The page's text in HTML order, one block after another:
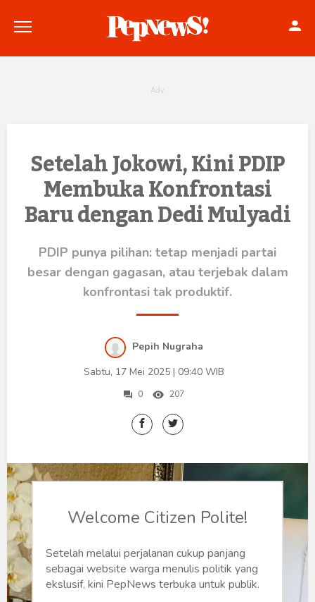
Politik
Konstitusi
Hankam
Internasional
Wanita
Setelah Jokowi, Kini PDIP
Membuka Konfrontasi
Baru dengan Dedi Mulyadi
PDIP punya pilihan: tetap menjadi partai
besar dengan gagasan, atau terjebak dalam
konfrontasi tak produktif.
Pepih Nugraha
Sabtu, 17 Mei 2025 | 09:40 WIB
0 207
Welcome Citizen Polite!
Setelah melalui perjalanan cukup panjang
sebagai website warga menulis politik yang
ekslusif, kini PepNews terbuka untuk publik.